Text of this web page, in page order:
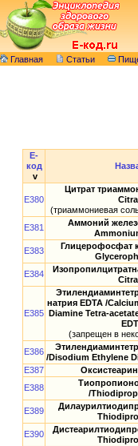
Главная Статьи
E-
код
v
E380
Цитрат
(триаммониевая
E381
Аммоний
E383
Глицерофосфат
E384
E385
натрия EDTA /
Diamine Tetra-
(запрещен в
E386
/Disodium Ethylene
E387
E388
/
E389
E390